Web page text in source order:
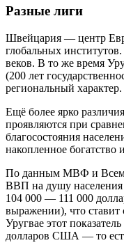
Разные лиги
Швейцария — центр
глобальных
веков. В то же время
(200 лет
региональный характер.
Ещё более ярко
проявляются при
благосостояния
накопленное богатство
По данным МВФ и
ВВП на душу населения
104 000 — 111 000
выражении), что
Уругвае этот
долларов США — то